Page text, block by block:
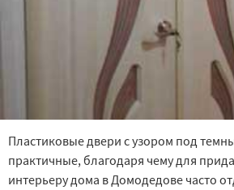
Пластиковые двери с узором под
практичные, благодаря чему для
интерьеру дома в Домодедове часто